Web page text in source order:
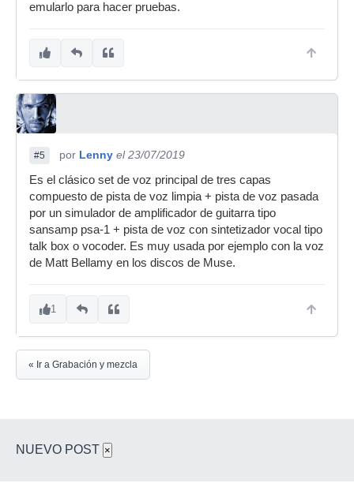
emularlo para hacer pruebas.
#5 por Lenny el 23/07/2019
Es el clásico set de voz principal de tres capas
compuesto de pista de voz limpia + pista de voz pasada
por un simulador de amplificador de guitarra tipo
sansamp psa-1 + pista de voz con sintetizador vocal tipo
talk box o vocoder. Es muy usada por ejemplo con la voz
de Matt Bellamy en los discos de Muse.
1
« Ir a Grabación y mezcla
NUEVO POST ×